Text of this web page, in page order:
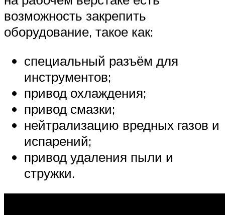
возможность закрепить
оборудование, такое как:
специальный разъём для
инструментов;
привод охлаждения;
привод смазки;
нейтрализацию вредных газов и
испарений;
привод удаления пыли и
стружки.